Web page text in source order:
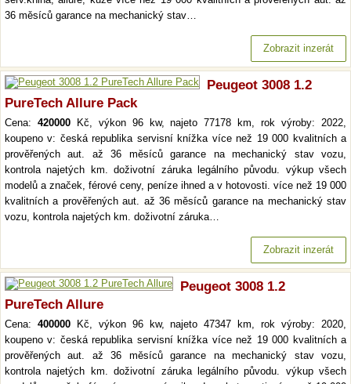
36 měsíců garance na mechanický stav…
Zobrazit inzerát
Peugeot 3008 1.2
PureTech Allure Pack
Cena: 420000Kč, výkon 96 kw, najeto 77178 km, rok výroby: 2022,
koupeno v: česká republika servisní knížka více než 19 000 kvalitních a
prověřených aut. až 36 měsíců garance na mechanický stav vozu,
kontrola najetých km. doživotní záruka legálního původu. výkup všech
modelů a značek, férové ceny, peníze ihned a v hotovosti. více než 19 000
kvalitních a prověřených aut. až 36 měsíců garance na mechanický stav
vozu, kontrola najetých km. doživotní záruka…
Zobrazit inzerát
Peugeot 3008 1.2
PureTech Allure
Cena: 400000Kč, výkon 96 kw, najeto 47347 km, rok výroby: 2020,
koupeno v: česká republika servisní knížka více než 19 000 kvalitních a
prověřených aut. až 36 měsíců garance na mechanický stav vozu,
kontrola najetých km. doživotní záruka legálního původu. výkup všech